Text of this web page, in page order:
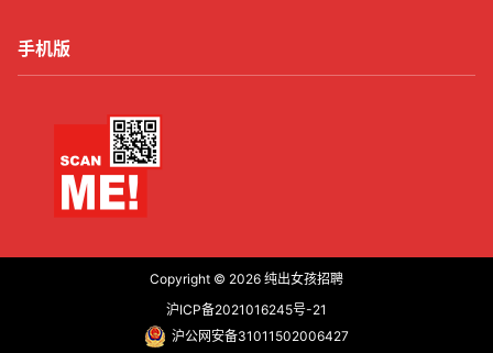
手机版
Copyright © 2026 纯出女孩招聘
沪ICP备2021016245号-21
沪公网安备31011502006427